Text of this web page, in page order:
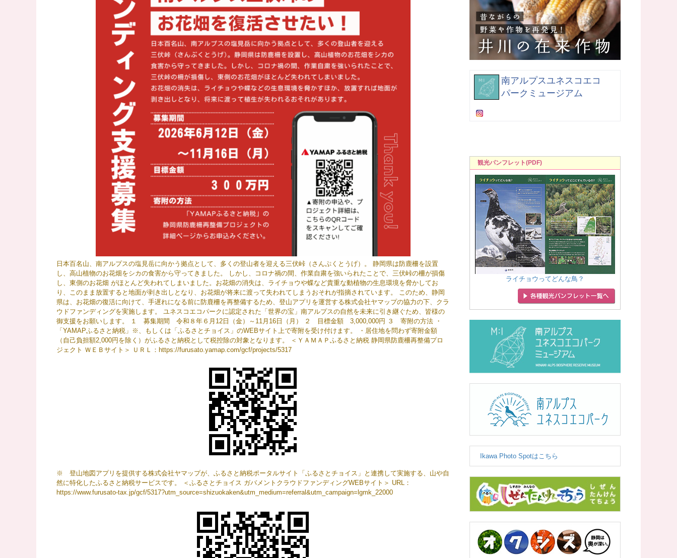
日本百名山、南アルプスの塩見岳に向かう拠点として、多くの登山者を迎える三伏峠（さんぷくとうげ）。 静岡県は防鹿柵を設置
し、高山植物のお花畑をシカの食害から守ってきました。 しかし、コロナ禍の間、作業自粛を強いられたことで、三伏峠の柵が損傷
し、東側のお花畑 がほとんど失われてしまいました。お花畑の消失は、ライチョウや蝶など貴重な動植物の生息環境を脅かしてお
り、このまま放置すると地面が剥き出しとなり、お花畑が将来に渡って失われてしまうおそれが指摘されています。 このため、静岡
県は、お花畑の復活に向けて、手遅れになる前に防鹿柵を再整備するため、登山アプリを運営する株式会社ヤマップの協力の下、クラ
ウドファンディングを実施します。 ユネスコエコパークに認定された「世界の宝」南アルプスの自然を未来に引き継ぐため、皆様の
御支援をお願いします。 １ 募集期間 令和８年６月12日（金）～11月16日（月） ２ 目標金額 3,000,000円 ３ 寄附の方法 ・
「YAMAPふるさと納税」※、もしくは「ふるさとチョイス」のWEBサイト上で寄附を受け付けます。 ・居住地を問わず寄附金額
（自己負担額2,000円を除く）がふるさと納税として税控除の対象となります。 ＜ＹＡＭＡＰふるさと納税 静岡県防鹿柵再整備プロ
ジェクト ＷＥＢサイト＞ ＵＲＬ：https://furusato.yamap.com/gcf/projects/5317
※ 登山地図アプリを提供する株式会社ヤマップが、ふるさと納税ポータルサイト「ふるさとチョイス」と連携して実施する、山や自
然に特化したふるさと納税サービスです。 ＜ふるさとチョイス ガバメントクラウドファンディングWEBサイト＞ URL：
https://www.furusato-tax.jp/gcf/5317?utm_source=shizuokaken&utm_medium=referral&utm_campaign=lgmk_22000
南アルプスユネスコエコ
パークミュージアム
観光パンフレット(PDF)
ライチョウってどんな鳥？
Ikawa Photo Spotはこちら